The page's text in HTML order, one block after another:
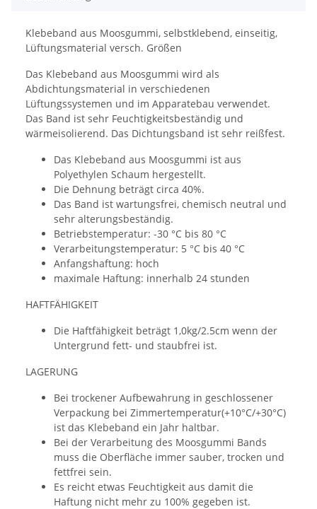
Klebeband aus Moosgummi, selbstklebend, einseitig,
Lüftungsmaterial versch. Größen
Das Klebeband aus Moosgummi wird als
Abdichtungsmaterial in verschiedenen
Lüftungssystemen und im Apparatebau verwendet.
Das Band ist sehr Feuchtigkeitsbeständig und
wärmeisolierend. Das Dichtungsband ist sehr reißfest.
Das Klebeband aus Moosgummi ist aus
Polyethylen Schaum hergestellt.
Die Dehnung beträgt circa 40%.
Das Band ist wartungsfrei, chemisch neutral und
sehr alterungsbeständig.
Betriebstemperatur: -30 °C bis 80 °C
Verarbeitungstemperatur: 5 °C bis 40 °C
Anfangshaftung: hoch
maximale Haftung: innerhalb 24 stunden
HAFTFÄHIGKEIT
Die Haftfähigkeit beträgt 1,0kg/2.5cm wenn der
Untergrund fett- und staubfrei ist.
LAGERUNG
Bei trockener Aufbewahrung in geschlossener
Verpackung bei Zimmertemperatur(+10°C/+30°C)
ist das Klebeband ein Jahr haltbar.
Bei der Verarbeitung des Moosgummi Bands
muss die Oberfläche immer sauber, trocken und
fettfrei sein.
Es reicht etwas Feuchtigkeit aus damit die
Haftung nicht mehr zu 100% gegeben ist.